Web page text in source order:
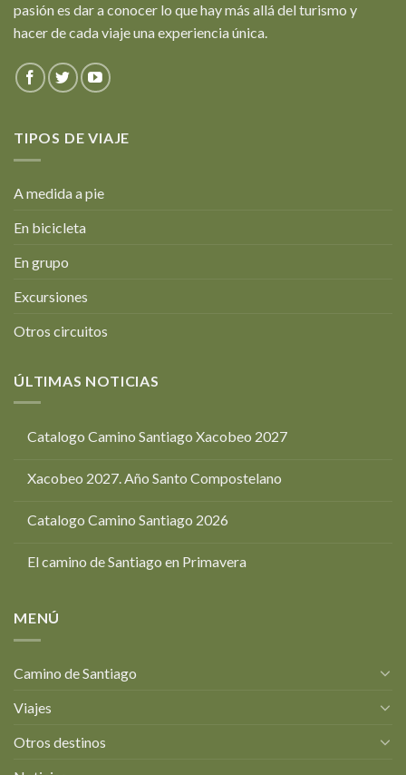
pasión es dar a conocer lo que hay más allá del turismo y
hacer de cada viaje una experiencia única.
TIPOS DE VIAJE
A medida a pie
En bicicleta
En grupo
Excursiones
Otros circuitos
ÚLTIMAS NOTICIAS
Catalogo Camino Santiago Xacobeo 2027
Xacobeo 2027. Año Santo Compostelano
Catalogo Camino Santiago 2026
El camino de Santiago en Primavera
MENÚ
Camino de Santiago
Viajes
Otros destinos